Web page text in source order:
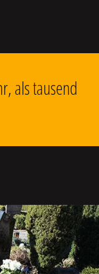
als tausend